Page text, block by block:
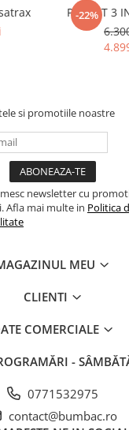
-22%
PACHET 3
si promotiile noastre
newsletter cu
Afla mai multe in Politica
MEU
CLIENTI
COMERCIALE
-
0771532975
contact@bumbac.ro